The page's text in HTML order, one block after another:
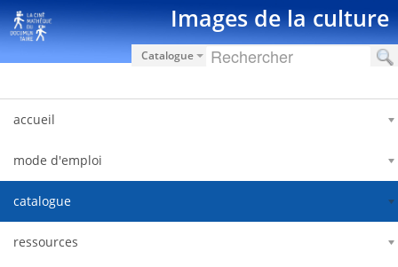
Saut au contenu Images de la culture
Catalogue
accueil
mode d'emploi
catalogue
ressources